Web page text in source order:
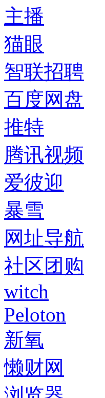
主播
猫眼
智联招聘
百度网盘
推特
腾讯视频
爱彼迎
暴雪
网址导航
社区团购
witch
Peloton
新氧
懒财网